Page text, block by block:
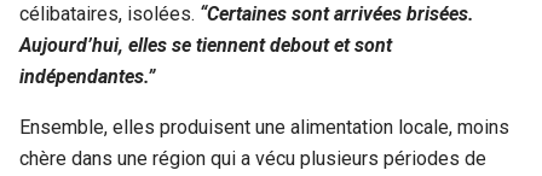
célibataires, isolées. “Certaines sont arrivées brisées.
Aujourd’hui, elles se tiennent debout et sont
indépendantes.”
Ensemble, elles produisent une alimentation locale, moins
chère dans une région qui a vécu plusieurs périodes de